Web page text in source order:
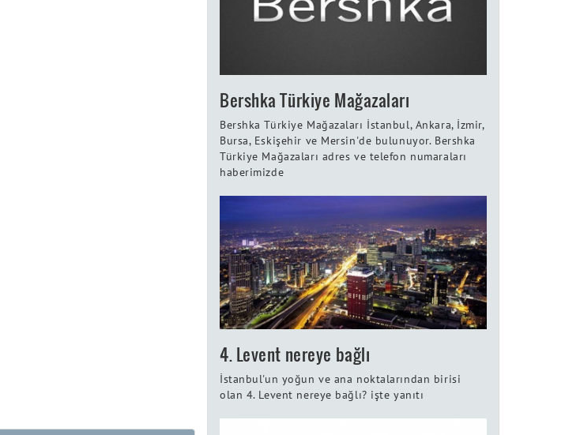
Bershka Türkiye Mağazaları
Bershka Türkiye Mağazaları İstanbul, Ankara, İzmir,
Bursa, Eskişehir ve Mersin'de bulunuyor. Bershka
Türkiye Mağazaları adres ve telefon numaraları
haberimizde
4. Levent nereye bağlı
İstanbul'un yoğun ve ana noktalarından birisi
olan 4. Levent nereye bağlı? işte yanıtı